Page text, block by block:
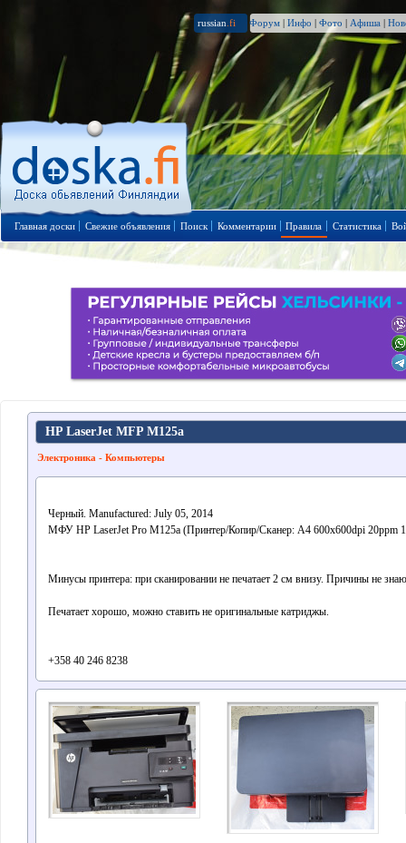
russian .fi Форум | Инфо | Фото | Афиша |
Главная доски Свежие объявления Поиск Комментарии Правила Статистика
HP LaserJet MFP M125a
Электроника - Компьютеры
Черный. Manufactured: July 05, 2014
МФУ HP LaserJet Pro M125a (Принтер/Копир/Сканер: A4 600x600dpi 20ppm
Минусы принтера: при сканировании не печатает 2 см внизу. Причины не
Печатает хорошо, можно ставить не оригинальные катриджы.
+358 40 246 8238